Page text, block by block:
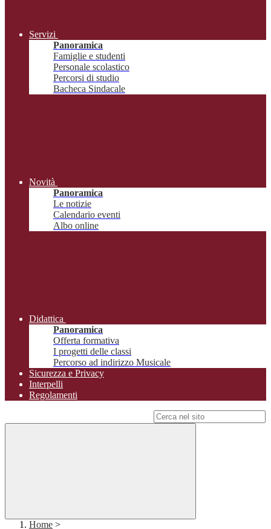
Servizi
Panoramica
Famiglie e studenti
Personale scolastico
Percorsi di studio
Bacheca Sindacale
Novità
Panoramica
Le notizie
Calendario eventi
Albo online
Didattica
Panoramica
Offerta formativa
I progetti delle classi
Percorso ad indirizzo Musicale
Sicurezza e Privacy
Interpelli
Regolamenti
Home >